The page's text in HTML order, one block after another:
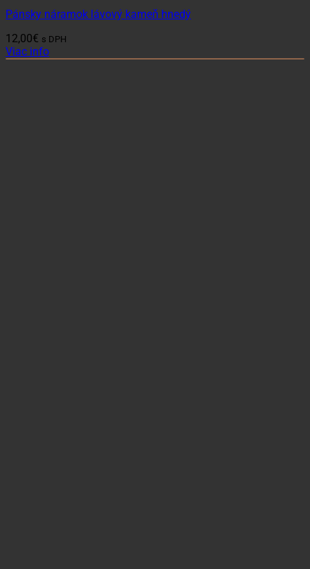
Pánsky náramok lávový kameň hnedý
12,00€ s DPH
Viac info